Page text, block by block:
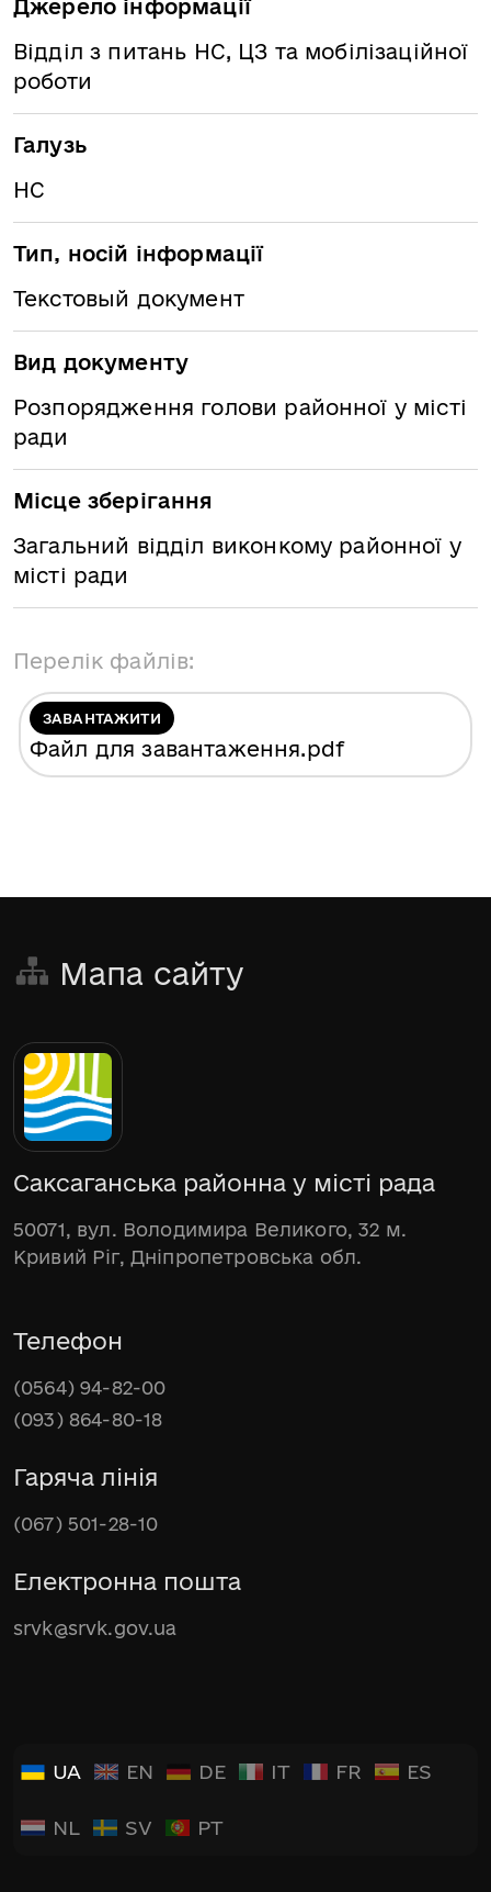
Джерело інформації
Відділ з питань НС, ЦЗ та мобілізаційної
роботи
Галузь
НС
Тип, носій інформації
Текстовый документ
Вид документу
Розпорядження голови районної у місті
ради
Місце зберігання
Загальний відділ виконкому районної у
місті ради
Перелік файлів:
ЗАВАНТАЖИТИ
Файл для завантаження.pdf
Мапа сайту
Саксаганська районна у місті рада
50071, вул. Володимира Великого, 32 м.
Кривий Ріг, Дніпропетровська обл.
Телефон
(0564) 94-82-00
(093) 864-80-18
Гаряча лінія
(067) 501-28-10
Електронна пошта
srvk@srvk.gov.ua
UA EN DE IT FR ES
NL SV PT